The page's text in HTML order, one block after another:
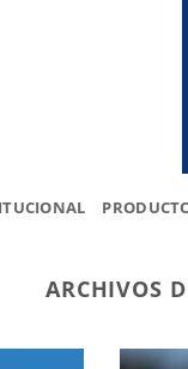
ARCHIVOS